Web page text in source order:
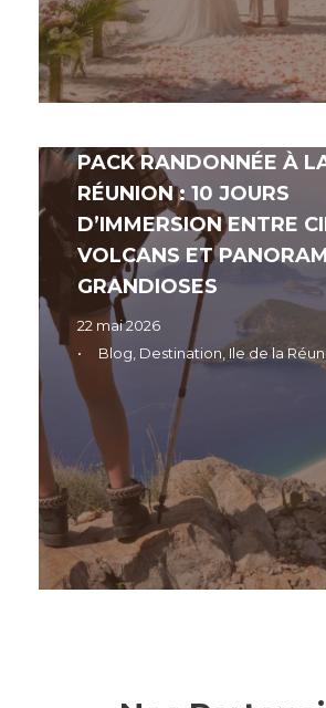
PACK RANDONNÉE À
RÉUNION : 10 JOURS
D’IMMERSION ENTRE
VOLCANS ET
GRANDIOSES
22 mai 2026
•
Blog, Destination, Ile de la